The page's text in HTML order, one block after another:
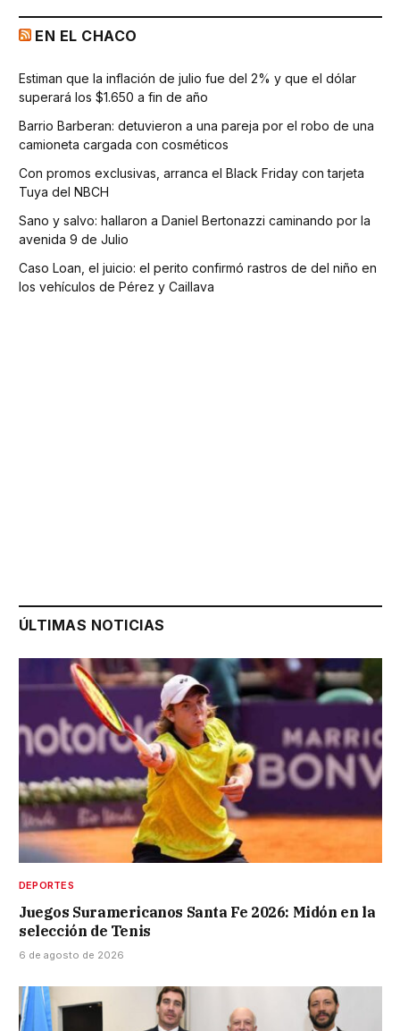
EN EL CHACO
Estiman que la inflación de julio fue del 2% y que el dólar
superará los $1.650 a fin de año
Barrio Barberan: detuvieron a una pareja por el robo de una
camioneta cargada con cosméticos
Con promos exclusivas, arranca el Black Friday con tarjeta
Tuya del NBCH
Sano y salvo: hallaron a Daniel Bertonazzi caminando por la
avenida 9 de Julio
Caso Loan, el juicio: el perito confirmó rastros de del niño en
los vehículos de Pérez y Caillava
ÚLTIMAS NOTICIAS
DEPORTES
Juegos Suramericanos Santa Fe 2026: Midón en la
selección de Tenis
6 de agosto de 2026